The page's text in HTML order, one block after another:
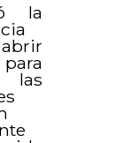
la